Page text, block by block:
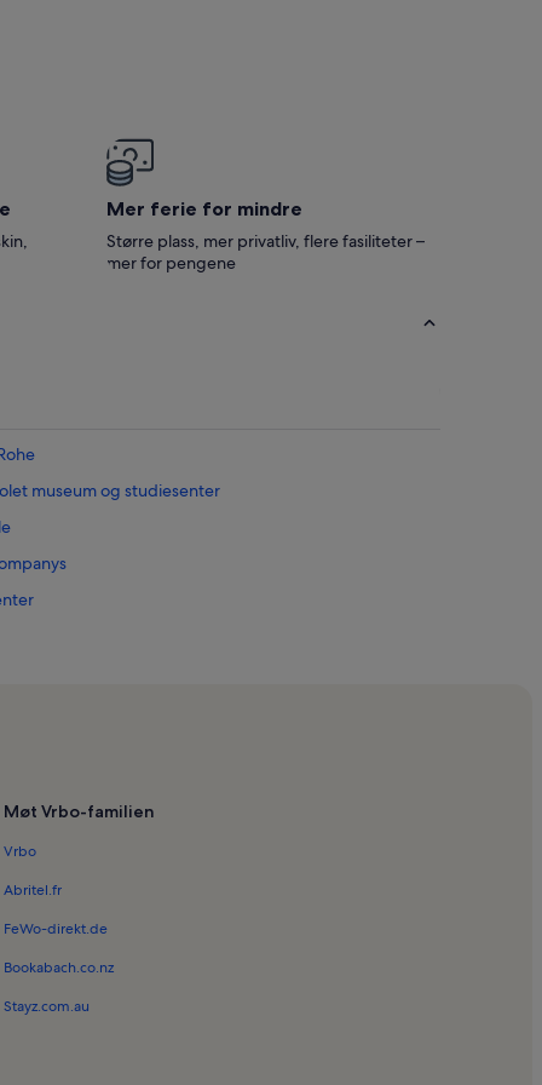
Mer ferie for mindre
Større plass, mer privatliv, flere fasiliteter –
mer for pengene
museum og studiesenter
Møt Vrbo-familien
Vrbo
Abritel.fr
FeWo-direkt.de
Bookabach.co.nz
Stayz.com.au